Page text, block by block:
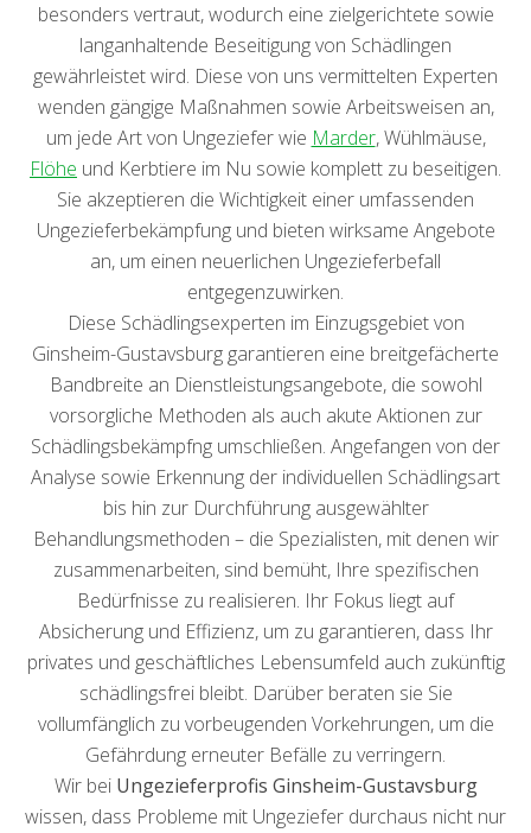
besonders vertraut, wodurch eine zielgerichtete sowie
langanhaltende Beseitigung von Schädlingen
gewährleistet wird. Diese von uns vermittelten Experten
wenden gängige Maßnahmen sowie Arbeitsweisen an,
um jede Art von Ungeziefer wie Marder, Wühlmäuse,
Flöhe und Kerbtiere im Nu sowie komplett zu beseitigen.
Sie akzeptieren die Wichtigkeit einer umfassenden
Ungezieferbekämpfung und bieten wirksame Angebote
an, um einen neuerlichen Ungezieferbefall
entgegenzuwirken.
Diese Schädlingsexperten im Einzugsgebiet von
Ginsheim-Gustavsburg garantieren eine breitgefächerte
Bandbreite an Dienstleistungsangebote, die sowohl
vorsorgliche Methoden als auch akute Aktionen zur
Schädlingsbekämpfng umschließen. Angefangen von der
Analyse sowie Erkennung der individuellen Schädlingsart
bis hin zur Durchführung ausgewählter
Behandlungsmethoden – die Spezialisten, mit denen wir
zusammenarbeiten, sind bemüht, Ihre spezifischen
Bedürfnisse zu realisieren. Ihr Fokus liegt auf
Absicherung und Effizienz, um zu garantieren, dass Ihr
privates und geschäftliches Lebensumfeld auch zukünftig
schädlingsfrei bleibt. Darüber beraten sie Sie
vollumfänglich zu vorbeugenden Vorkehrungen, um die
Gefährdung erneuter Befälle zu verringern.
Wir bei Ungezieferprofis Ginsheim-Gustavsburg
wissen, dass Probleme mit Ungeziefer durchaus nicht nur